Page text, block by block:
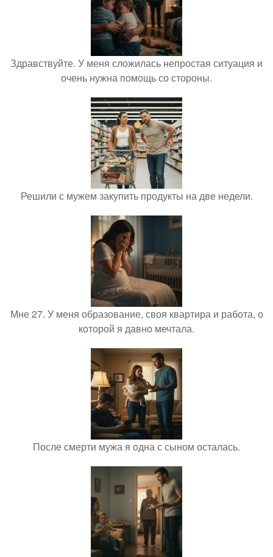
Здравствуйте. У меня сложилась непростая ситуация и
очень нужна помощь со стороны.
Решили с мужем закупить продукты на две недели.
Мне 27. У меня образование, своя квартира и работа, о
которой я давно мечтала.
После смерти мужа я одна с сыном осталась.